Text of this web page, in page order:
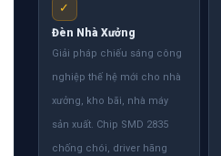
✓
Đèn Nhà Xưởng
Giải pháp chiếu sáng công
nghiệp thế hệ mới cho nhà
xưởng, kho bãi, nhà máy
sản xuất. Chip SMD 2835
chống chói, driver hãng